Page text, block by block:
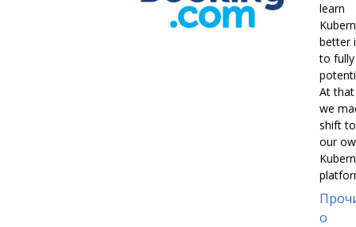
learn
better
to
At
we
shift
our
о